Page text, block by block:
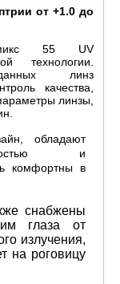
от +1.0 до
55 UV
технологии.
линз
качества,
линзы,
обладают
и
комфортны в
снабжены
глаза от
излучения,
на роговицу